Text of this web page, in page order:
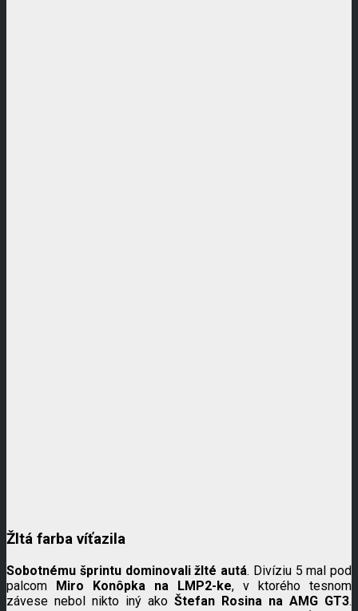
Žltá farba víťazila
Sobotnému šprintu dominovali žlté autá. Divíziu 5 mal pod
palcom Miro Konôpka na LMP2-ke, v ktorého tesnom
závese nebol nikto iný ako Štefan Rosina na AMG GT3.